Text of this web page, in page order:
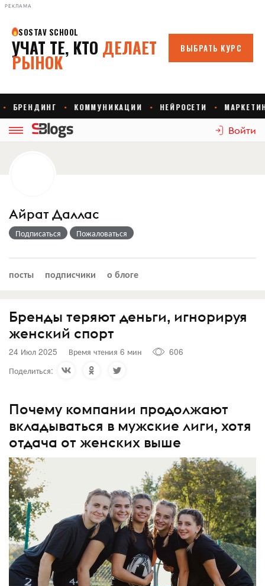
РЕКЛАМА
Войти
Айрат Даллас
Подписаться Пожаловаться
посты подписчики о блоге
Бренды теряют деньги, игнорируя
женский спорт
24 Июл 2025 Время чтения 6 мин
606
Поделиться:
Почему компании продолжают
вкладываться в мужские лиги, хотя
отдача от женских выше